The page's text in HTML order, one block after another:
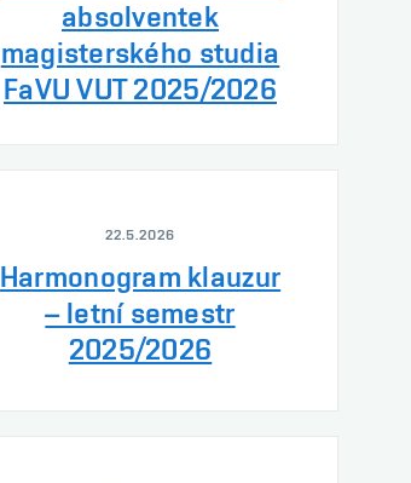
absolventek
magisterského studia
FaVU VUT 2025/2026
22.5.2026
Harmonogram klauzur
– letní semestr
2025/2026